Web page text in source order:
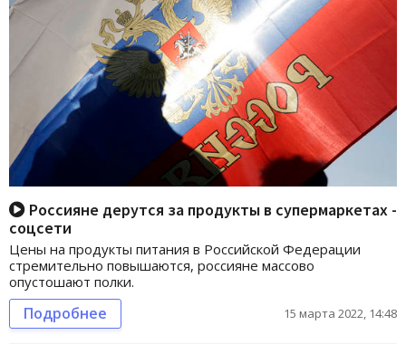
Россияне дерутся за продукты в супермаркетах -
соцсети
Цены на продукты питания в Российской Федерации
стремительно повышаются, россияне массово
опустошают полки.
Подробнее 15 марта 2022, 14:48